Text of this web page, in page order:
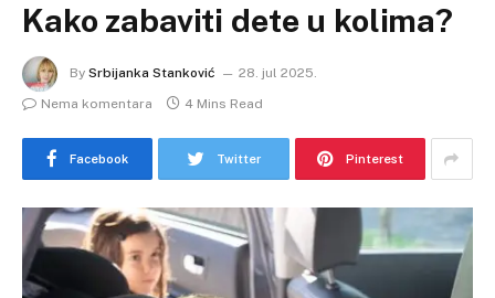
Kako zabaviti dete u kolima?
By Srbijanka Stanković
28. jul 2025.
Nema komentara
4 Mins Read
Facebook Twitter Pinterest